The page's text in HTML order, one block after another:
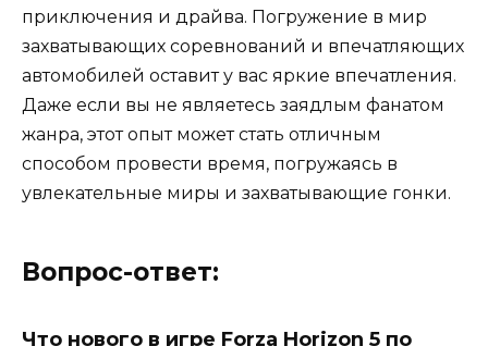
приключения и драйва. Погружение в мир
захватывающих соревнований и впечатляющих
автомобилей оставит у вас яркие впечатления.
Даже если вы не являетесь заядлым фанатом
жанра, этот опыт может стать отличным
способом провести время, погружаясь в
увлекательные миры и захватывающие гонки.
Вопрос-ответ:
Что нового в игре Forza Horizon 5 по